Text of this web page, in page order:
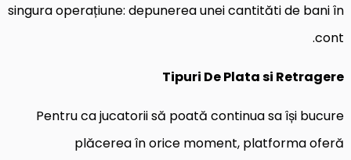
singura operațiune: depunerea unei cantităti de bani în
cont.
Tipuri De Plata si Retragere
Pentru ca jucatorii să poată continua sa își bucure
plăcerea în orice moment, platforma oferă